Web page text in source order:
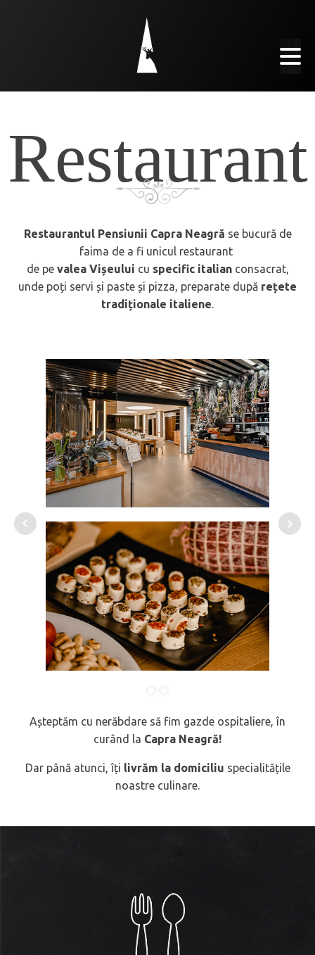
Restaurant
Restaurantul Pensiunii Capra Neagră se bucură de
faima de a fi unicul restaurant
de pe valea Vișeului cu specific italianconsacrat,
unde poți servi și paste și pizza, preparate după rețete
tradiționale italiene
Așteptăm cu nerăbdare să fim gazde ospitaliere, în
curând la Capra Neagră!
Dar până atunci, îți livrăm la domiciliu specialitățile
noastre culinare.